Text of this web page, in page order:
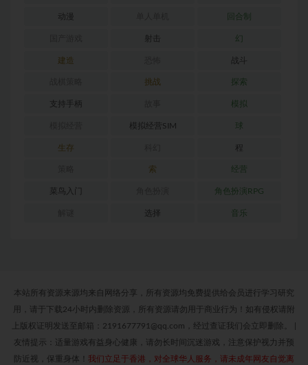
动漫 回合制
射击 幻
建造 战斗
挑战 探索
支持手柄 模拟
模拟经营SIM 球
生存 程
索 经营
菜鸟入门 角色扮演RPG
选择 音乐
本站所有资源来源均来自网络分享，所有资源均免费提供给会员进行学习研究
用，请于下载24小时内删除资源，所有资源请勿用于商业行为！如有侵权请附
上版权证明发送至邮箱：2191677791@qq.com，经过查证我们会立即删除。
友情提示：适量游戏有益身心健康，请勿长时间沉迷游戏，注意保护视力并预
防近视，保重身体！ 我们立足于香港，对全球华人服务，请未成年网友自觉离